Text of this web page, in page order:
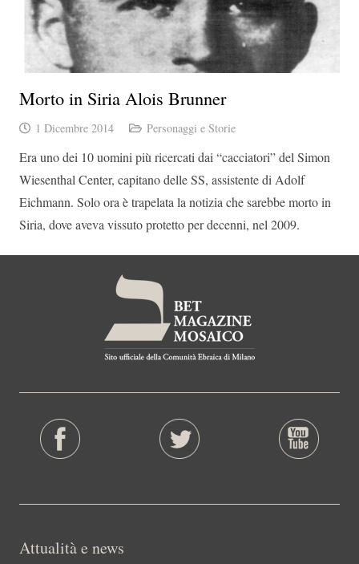
Morto in Siria Alois Brunner
1 Dicembre 2014 Personaggi e Storie
Era uno dei 10 uomini più ricercati dai “cacciatori” del Simon
Wiesenthal Center, capitano delle SS, assistente di Adolf
Eichmann. Solo ora è trapelata la notizia che sarebbe morto in
Siria, dove aveva vissuto protetto per decenni, nel 2009.
Attualità e news